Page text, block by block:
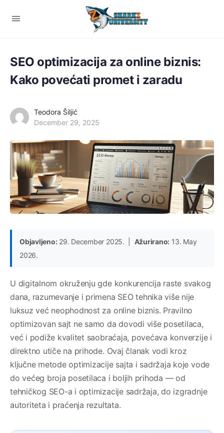
SEO optimizacija za online biznis:
Kako povećati promet i zaradu
Teodora Šiljić
December 29, 2025
Objavljeno:29. December 2025. | Ažurirano: 13. May
2026.
U digitalnom okruženju gde konkurencija raste svakog
dana, razumevanje i primena SEO tehnika više nije
luksuz već neophodnost za online biznis. Pravilno
optimizovan sajt ne samo da dovodi više posetilaca,
već i podiže kvalitet saobraćaja, povećava konverzije i
direktno utiče na prihode. Ovaj članak vodi kroz
ključne metode optimizacije sajta i sadržaja koje vode
do većeg broja posetilaca i boljih prihoda — od
tehničkog SEO-a i optimizacije sadržaja, do izgradnje
autoriteta i praćenja rezultata.